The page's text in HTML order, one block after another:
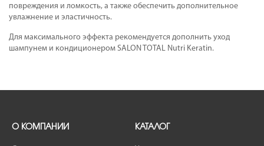
повреждения и ломкость, а также обеспечить дополнительное
увлажнение и эластичность.
Для максимального эффекта рекомендуется дополнить уход
шампунем и кондиционером SALON TOTAL Nutri Keratin.
О КОМПАНИИ КАТАЛОГ